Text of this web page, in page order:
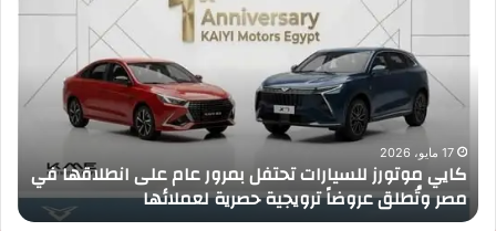
للسيارات
تحتفل
عام
انطلاقها
في
مصر
وتُطلق
17 مايو، 2026
كايي موتورز للسيارات تحتفل بمرور عام على انطلاقها في
مصر وتُطلق عروضاً ترويجية حصرية لعملائها